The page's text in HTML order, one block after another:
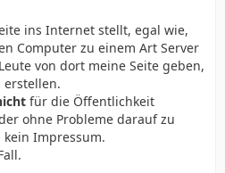
ins Internet stellt, egal wie,
Computer zu einem Art Server
von dort meine Seite geben,
erstellen.
für die Öffentlichkeit
ohne Probleme darauf zu
Impressum.